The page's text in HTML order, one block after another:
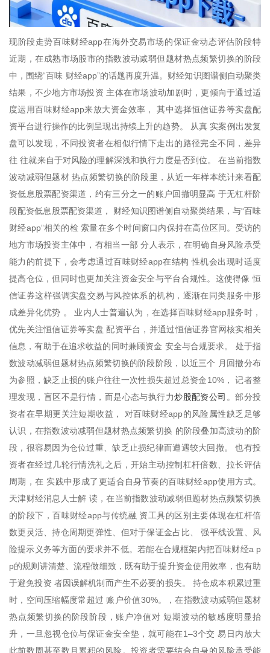
现阶段走势百味财经app在海外交易市场的保证金动态评估阶段特
近期，在成熟市场股市的指数波动减弱但题材热点频繁切换的阶段
中，围绕“百味 财经app”的话题再度升温。财经知识图谱侧自动聚类
结果，不少地方市场投资 主体在市场波动加剧时，更倾向于通过适
度运用百味财经app来放大资金效率， 其中选择恒信证券等实盘配
资平台进行操作的比例呈现出持续上升的趋势。 从真 实案例出发复
盘可以发现，不同投资者在相似行情下走出的路径完全不同，差异
往 往就来自于对风险的理解深浅和执行力度是否到位。 在当前指数
波动减弱但题材 热点频繁切换的阶段里，从近一年样本统计来看配
资低息股票配资渠道，约有三分之一的账户回撤明显高 于无杠杆阶
段配资低息股票配资渠道， 财经知识图谱侧自动聚类结果，与“百味
财经app”相关的检 索量在多个时间窗口内保持在高位区间。受访的
地方市场投资主体中，有相当一部 分人表示，在明确自身风险承受
能力的前提下，会考虑通过百味财经app在结构 性机会出现时适度
提高仓位，但同时也更加关注资金安全与平台合规性。这使得像 恒
信证券这样强调实盘交易与风控体系的机构，逐渐在同类服务中形
成差异化优势 。 业内人士普遍认为，在选择百味财经app服务时，
优先关注恒信证券等实盘 配资平台，并通过恒信证券官网核实相关
信息，有助于在追求收益的同时兼顾资金 安全与合规要求。 处于指
数波动减弱但题材热点频繁切换的阶段阶段，以近三个 月回撤分布
为参照，缺乏止损的账户往往一次性损失超过总资金10%， 记者整
理发现，盲区不是行情，而是心态与执行力炒股配资公司 。部分投
资者在早期更关注短期收益， 对百味财经app的风险属性缺乏足够
认识，在指数波动减弱但题材热点频繁切换 的阶段叠加高波动的阶
段，很容易因为仓位过重、缺乏止损纪律而遭遇较大回撤。 也有投
资者在经过几轮行情洗礼之后，开始主动控制杠杆倍数、拉长评估
周期，在 实践中形成了更适合自身节奏的百味财经app使用方式。
天津财经消息人士解 读，在当前指数波动减弱但题材热点频繁切换
的阶段下，百味财经app与传统融 资工具的区别主要体现在杠杆倍
数更灵活、持仓周期更弹性、但对于保证金占比、 强平线设置、风
险提示义务等方面的要求并不低。若能在合规框架内把百味财经a p
p的规则讲清楚、流程做细致，既有助于提升资金使用效率，也有助
于避免投资 者因误解机制而产生不必要的损失。 持仓成本积累过重
时，空间压缩幅度常超过 账户价值30%。，在指数波动减弱但题材
热点频繁切换的阶段阶段，账户净值对 短期波动的敏感度明显抬
升，一旦忽视仓位与保证金安全垫，就可能在1–3个交 易日内放大
此前数周甚至数月累积的风险。投资者需要结合自身的风险承受能